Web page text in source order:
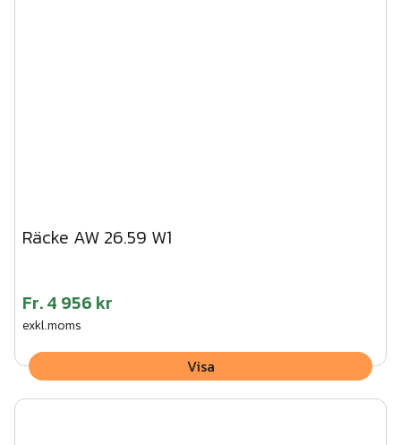
Räcke AW 26.59 W1
Fr.4 956 kr
exkl.moms
Visa